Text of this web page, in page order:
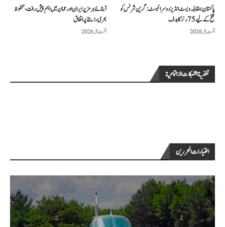
آبنائے ہرمز پر ایران اور عمان میں اہم پیش رفت، محفوظ
بحری راستے پر اتفاق
اگست 5, 2026
پاکستان بمقابلہ ویسٹ انڈیز دوسرا ٹیسٹ: گرین شرٹس کو
فتح کے لیے 75 رنز کا ہدف
اگست 5, 2026
تغذية الشبكات الاجتماعية
اختيارات المحررين